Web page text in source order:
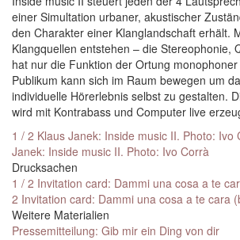
einer Simultation urbaner, akustischer
den Charakter einer Klanglandschaft erhält.
Klangquellen entstehen – die Stereophonie,
hat nur die Funktion der Ortung
Publikum kann sich im Raum bewegen um
individuelle Hörerlebnis selbst zu gestalten.
wird mit Kontrabass und Computer live
1 / 2 Klaus Janek: Inside music II. Photo: Ivo
Janek: Inside music II. Photo: Ivo Corrà
Drucksachen
1 / 2 Invitation card: Dammi una cosa a te
2 Invitation card: Dammi una cosa a te cara
Weitere Materialien
Pressemitteilung: Gib mir ein Ding von dir